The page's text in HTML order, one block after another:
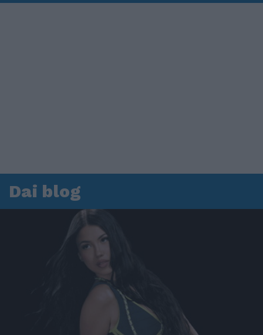
Dai blog